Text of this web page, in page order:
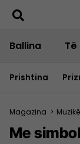
Ballina
Prishtina
Magazina > Muzikë
Me